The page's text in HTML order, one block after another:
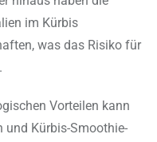
im Kürbis
was das Risiko für
Vorteilen kann
und Kürbis-Smoothie-